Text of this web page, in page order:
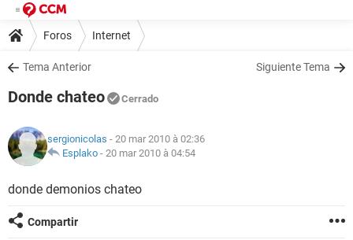
Foros Internet
Tema Anterior Siguiente Tema
Donde chateo Cerrado
sergionicolas - 20 mar 2010 à 02:36
Esplako - 20 mar 2010 à 04:54
donde demonios chateo
Compartir